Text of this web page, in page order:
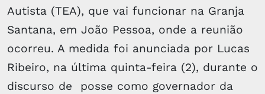
Autista (TEA), que vai funcionar na Granja
Santana, em João Pessoa, onde a reunião
ocorreu. A medida foi anunciada por Lucas
Ribeiro, na última quinta-feira (2), durante o
discurso de posse como governador da